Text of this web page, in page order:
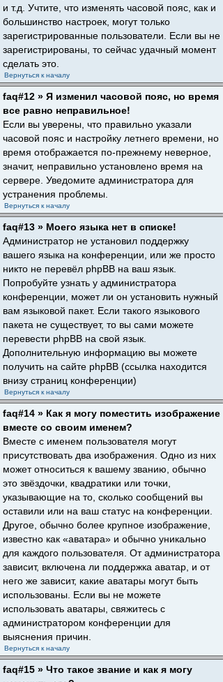
и т.д. Учтите, что изменять часовой пояс, как и
большинство настроек, могут только
зарегистрированные пользователи. Если вы не
зарегистрированы, то сейчас удачный момент
сделать это.
Вернуться к началу
faq#12 » Я изменил часовой пояс, но время
все равно неправильное!
Если вы уверены, что правильно указали
часовой пояс и настройку летнего времени, но
время отображается по-прежнему неверное,
значит, неправильно установлено время на
сервере. Уведомите администратора для
устранения проблемы.
Вернуться к началу
faq#13 » Моего языка нет в списке!
Администратор не установил поддержку
вашего языка на конференции, или же просто
никто не перевёл phpBB на ваш язык.
Попробуйте узнать у администратора
конференции, может ли он установить нужный
вам языковой пакет. Если такого языкового
пакета не существует, то вы сами можете
перевести phpBB на свой язык.
Дополнительную информацию вы можете
получить на сайте phpBB (ссылка находится
внизу страниц конференции)
Вернуться к началу
faq#14 » Как я могу поместить изображение
вместе со своим именем?
Вместе с именем пользователя могут
присутствовать два изображения. Одно из них
может относиться к вашему званию, обычно
это звёздочки, квадратики или точки,
указывающие на то, сколько сообщений вы
оставили или на ваш статус на конференции.
Другое, обычно более крупное изображение,
известно как «аватара» и обычно уникально
для каждого пользователя. От администратора
зависит, включена ли поддержка аватар, и от
него же зависит, какие аватары могут быть
использованы. Если вы не можете
использовать аватары, свяжитесь с
администратором конференции для
выяснения причин.
Вернуться к началу
faq#15 » Что такое звание и как я могу